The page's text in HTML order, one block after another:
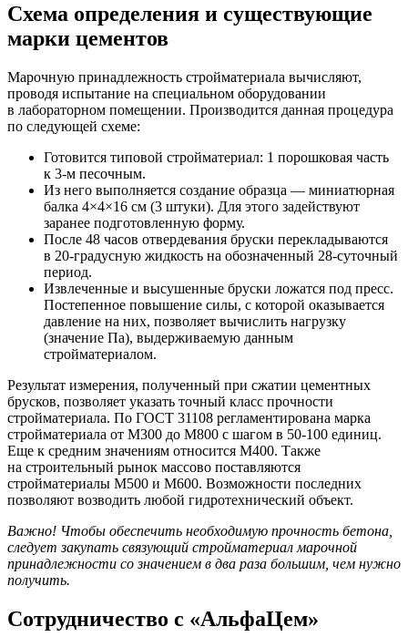
Схема определения и существующие
марки цементов
Марочную принадлежность стройматериала вычисляют,
проводя испытание на специальном оборудовании
в лабораторном помещении. Производится данная процедура
по следующей схеме:
Готовится типовой стройматериал: 1 порошковая часть
к 3-м песочным.
Из него выполняется создание образца — миниатюрная
балка 4×4×16 см (3 штуки). Для этого задействуют
заранее подготовленную форму.
После 48 часов отвердевания бруски перекладываются
в 20-градусную жидкость на обозначенный 28-суточный
период.
Извлеченные и высушенные бруски ложатся под пресс.
Постепенное повышение силы, с которой оказывается
давление на них, позволяет вычислить нагрузку
(значение Па), выдерживаемую данным
стройматериалом.
Результат измерения, полученный при сжатии цементных
брусков, позволяет указать точный класс прочности
стройматериала. По ГОСТ 31108 регламентирована марка
стройматериала от М300 до M800 с шагом в 50-100 единиц.
Еще к средним значениям относится М400. Также
на строительный рынок массово поставляются
стройматериалы М500 и М600. Возможности последних
позволяют возводить любой гидротехнический объект.
Важно! Чтобы обеспечить необходимую прочность бетона,
следует закупать связующий стройматериал марочной
принадлежности со значением в два раза большим, чем нужно
получить.
Сотрудничество с «АльфаЦем»